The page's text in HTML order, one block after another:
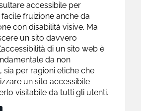
accessibile per
fruizione anche da
con disabilità visive. Ma
un sito davvero
di un sito web è
da non
per ragioni etiche che
un sito accessibile
visitabile da tutti gli utenti.